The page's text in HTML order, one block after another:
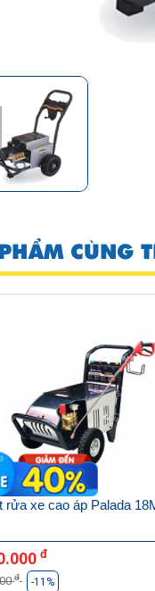
CÙNG
rửa xe cao áp Palada
đ
đ -11%